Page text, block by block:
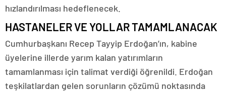
hızlandırılması hedeflenecek.
HASTANELER VE YOLLAR TAMAMLANACAK
Cumhurbaşkanı Recep Tayyip Erdoğan’ın, kabine
üyelerine illerde yarım kalan yatırımların
tamamlanması için talimat verdiği öğrenildi. Erdoğan
teşkilatlardan gelen sorunların çözümü noktasında